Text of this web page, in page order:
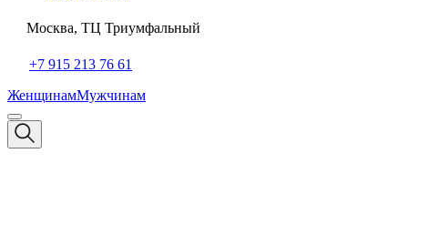
Москва, ТЦ Триумфальный
+7 915 213 76 61
ЖенщинамМужчинам